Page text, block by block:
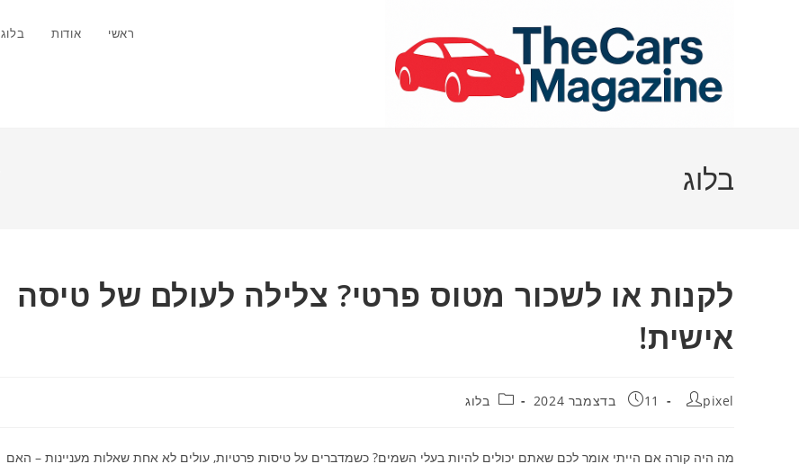
ראשי אודות בלוג
בלוג
לקנות או לשכור מטוס פרטי? צלילה לעולם של טיסה
אישית!
מחבר:pixel פורסם: 11 בדצמבר 2024 קטגוריה:
בלוג
מה היה קורה אם הייתי אומר לכם שאתם יכולים להיות בעלי השמים? כשמדברים על טיסות פרטיות, עולים לא אחת שאלות מעניינות – האם